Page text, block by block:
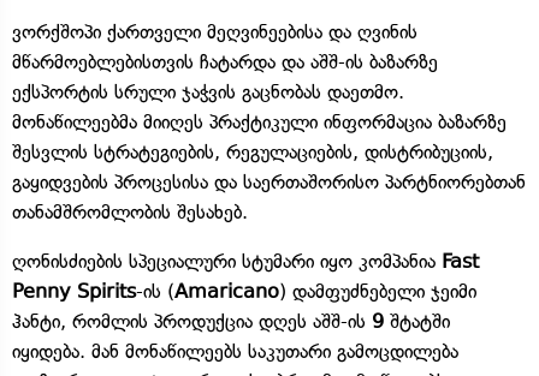
ვორქშოპი ქართველი მეღვინეებისა და ღვინის
მწარმოებლებისთვის ჩატარდა და აშშ-ის ბაზარზე
ექსპორტის სრული ჯაჭვის გაცნობას დაეთმო.
მონაწილეებმა მიიღეს პრაქტიკული ინფორმაცია ბაზარზე
შესვლის სტრატეგიების, რეგულაციების, დისტრიბუციის,
გაყიდვების პროცესისა და საერთაშორისო პარტნიორებთან
თანამშრომლობის შესახებ.
ღონისძიების სპეციალური სტუმარი იყო კომპანია Fast
Penny Spirits-ის (Amaricano) დამფუძნებელი ჯეიმი
ჰანტი, რომლის პროდუქცია დღეს აშშ-ის 9 შტატში
იყიდება. მან მონაწილეებს საკუთარი გამოცდილება